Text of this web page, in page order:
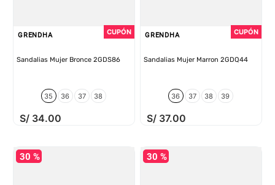
GRENDHA
Sandalias Mujer Bronce 2GDS86
35 36 37 38
S/ 34.00
GRENDHA
Sandalias Mujer Marron 2GDQ44
36 37 38 39
S/ 37.00
30 % 30 %